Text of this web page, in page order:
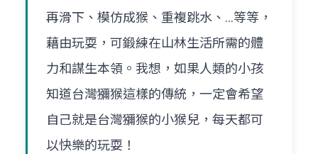
再滑下、模仿成猴、重複跳水、…等等，
藉由玩耍，可鍛練在山林生活所需的體
力和謀生本領。我想，如果人類的小孩
知道台灣獼猴這樣的傳統，一定會希望
自己就是台灣獼猴的小猴兒，每天都可
以快樂的玩耍！